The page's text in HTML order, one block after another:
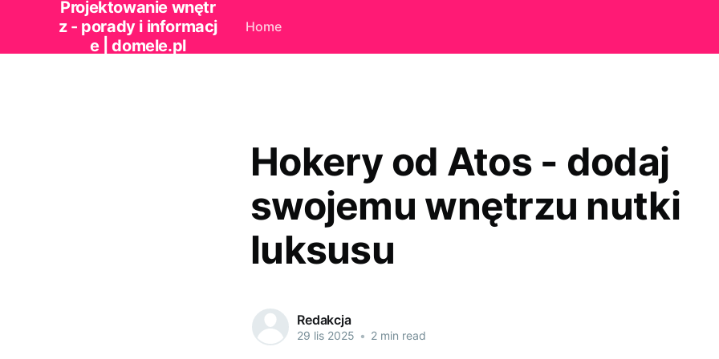
Projektowanie wnętr
z - porady i informacj
e | domele.pl
Home
Hokery od Atos - dodaj
swojemu wnętrzu nutki
luksusu
Redakcja
29 lis 2025 • 2 min read